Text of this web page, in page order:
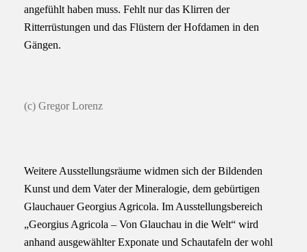
angefühlt haben muss. Fehlt nur das Klirren der
Ritterrüstungen und das Flüstern der Hofdamen in den
Gängen.
(c) Gregor Lorenz
Weitere Ausstellungsräume widmen sich der Bildenden
Kunst und dem Vater der Mineralogie, dem gebürtigen
Glauchauer Georgius Agricola. Im Ausstellungsbereich
„Georgius Agricola – Von Glauchau in die Welt“ wird
anhand ausgewählter Exponate und Schautafeln der wohl